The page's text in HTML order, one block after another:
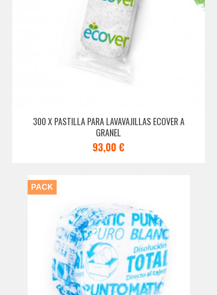
300 X PASTILLA PARA LAVAVAJILLAS ECOVER A
GRANEL
93,00 €
PACK